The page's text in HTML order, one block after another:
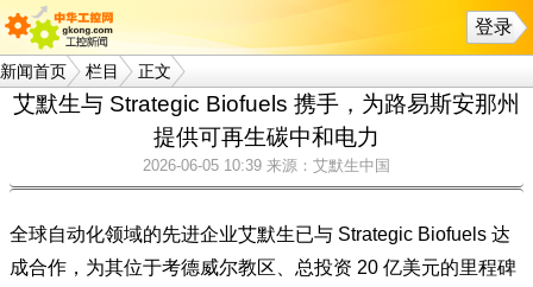
登录
新闻首页 栏目 正文
艾默生与 Strategic Biofuels 携手，为路易斯安那州
提供可再生碳中和电力
2026-06-05 10:39 来源：艾默生中国
全球自动化领域的先进企业艾默生已与 Strategic Biofuels 达
成合作，为其位于考德威尔教区、总投资 20 亿美元的里程碑